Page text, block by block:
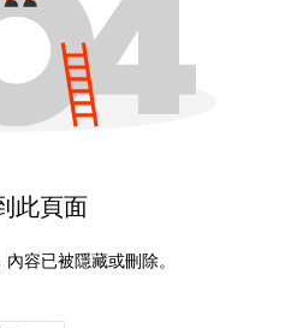
此頁面
容已被隱藏或刪除。